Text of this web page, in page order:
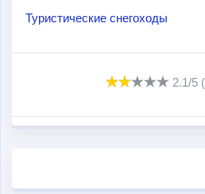
Туристические снегоходы
2.1/5